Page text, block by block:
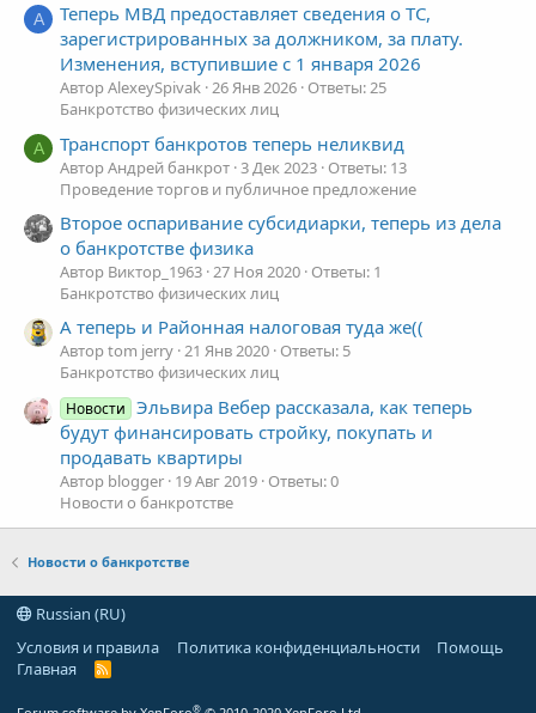
A
Теперь МВД предоставляет сведения о ТС,
зарегистрированных за должником, за плату.
Изменения, вступившие с 1 января 2026
Автор AlexeySpivak 26 Янв 2026 Ответы: 25
Банкротство физических лиц
А Транспорт банкротов теперь неликвид
Автор Андрей банкрот 3 Дек 2023 Ответы: 13
Проведение торгов и публичное предложение
Второе оспаривание субсидиарки, теперь из дела
о банкротстве физика
Автор Виктор_1963 27 Ноя 2020 Ответы: 1
Банкротство физических лиц
А теперь и Районная налоговая туда же((
Автор tom jerry 21 Янв 2020 Ответы: 5
Банкротство физических лиц
Новости
Эльвира Вебер рассказала, как теперь
будут финансировать стройку, покупать и
продавать квартиры
Автор blogger 19 Авг 2019 Ответы: 0
Новости о банкротстве
Новости о банкротстве
Russian (RU)
Условия и правила
Политика конфиденциальности
Помощь
Главная
R
®